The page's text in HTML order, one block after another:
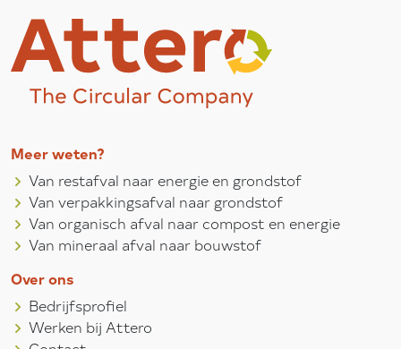
Meer weten?
Van restafval naar energie en grondstof
Van verpakkingsafval naar grondstof
Van organisch afval naar compost en energie
Van mineraal afval naar bouwstof
Over ons
Bedrijfsprofiel
Werken bij Attero